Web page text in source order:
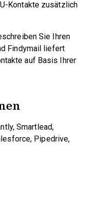
Kontakte zusätzlich
Sie Ihren
Findymail liefert
auf Basis Ihrer
Smartlead,
Pipedrive,